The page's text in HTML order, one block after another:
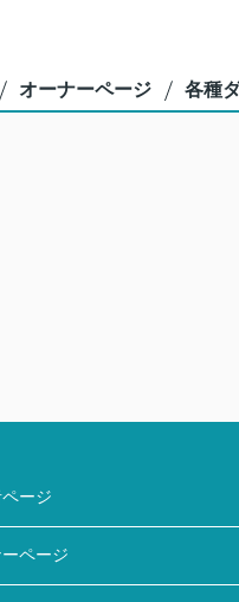
オーナーページ 各種
ージ
ページ